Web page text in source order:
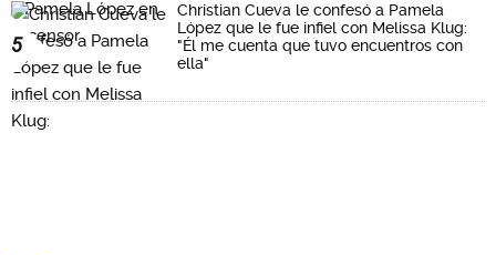
5
Christian Cueva le confesó a Pamela
López que le fue infiel con Melissa Klug:
"Él me cuenta que tuvo encuentros con
ella"